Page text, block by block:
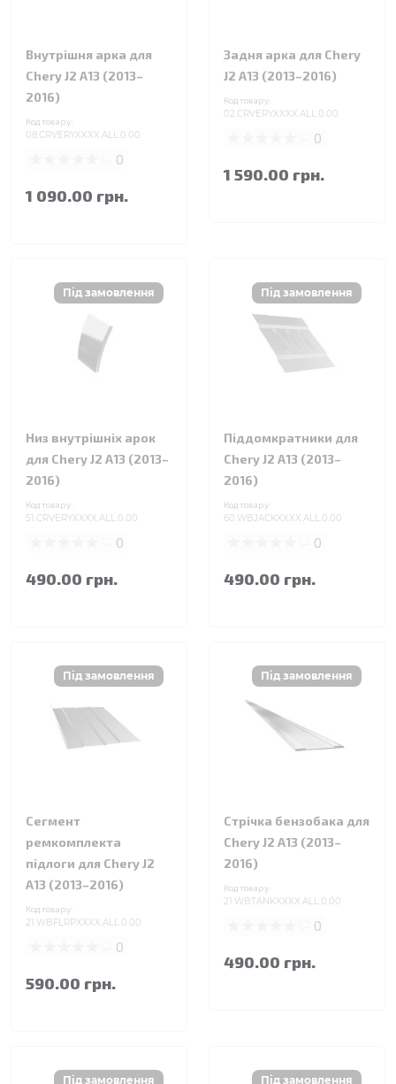
Внутрішня арка для
Chery J2 A13 (2013–
2016)
Код товару:
08.CRVERYXXXX.ALL.0.00
0
1 090.00 грн.
Задня арка для Chery
J2 A13 (2013–2016)
Код товару:
02.CRVERYXXXX.ALL.0.00
0
1 590.00 грн.
Низ внутрішніх арок
для Chery J2 A13 (2013–
2016)
Код товару:
51.CRVERYXXXX.ALL.0.00
0
490.00 грн.
Піддомкратники для
Chery J2 A13 (2013–
2016)
Код товару:
60.WBJACKXXXX.ALL.0.00
0
490.00 грн.
Сегмент
ремкомплекта
підлоги для Chery J2
A13 (2013–2016)
Код товару:
21.WBFLRPXXXX.ALL.0.00
0
590.00 грн.
Стрічка бензобака для
Chery J2 A13 (2013–
2016)
Код товару:
21.WBTANKXXXX.ALL.0.00
0
490.00 грн.